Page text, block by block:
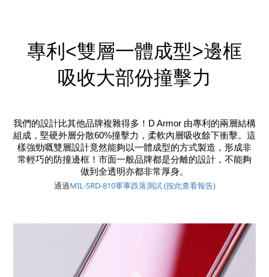
專利<雙層一體成型>邊框
吸收大部份撞擊力
我們的設計比其他品牌複雜得多！D Armor 由專利的兩層結構
組成，堅硬外層分散60%撞擊力，柔軟內層吸收餘下衝擊。這
樣強勁嘅雙層設計竟然能夠以一體成型的方式製造，形成非
常輕巧的防撞邊框 ！市面一般品牌都是分離的設計，不能夠
做到全透明亦都非常厚身。
通過MIL-SRD-810軍事跌落測試 (按此查看報告)